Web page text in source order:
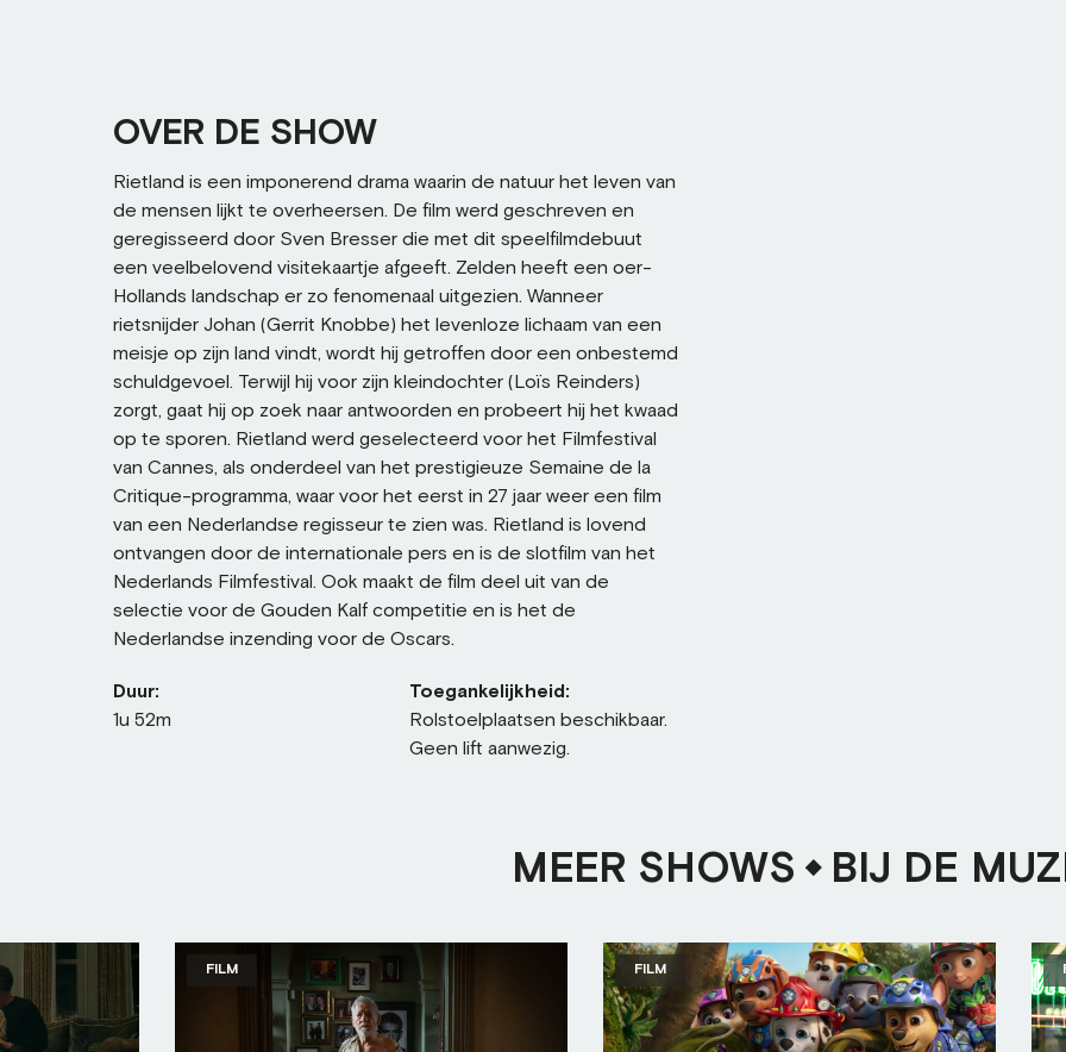
OVER DE SHOW
Rietland is een imponerend drama waarin de natuur het leven van
de mensen lijkt te overheersen. De film werd geschreven en
geregisseerd door Sven Bresser die met dit speelfilmdebuut
een veelbelovend visitekaartje afgeeft. Zelden heeft een oer-
Hollands landschap er zo fenomenaal uitgezien. Wanneer
rietsnijder Johan (Gerrit Knobbe) het levenloze lichaam van een
meisje op zijn land vindt, wordt hij getroffen door een onbestemd
schuldgevoel. Terwijl hij voor zijn kleindochter (Loïs Reinders)
zorgt, gaat hij op zoek naar antwoorden en probeert hij het kwaad
op te sporen. Rietland werd geselecteerd voor het Filmfestival
van Cannes, als onderdeel van het prestigieuze Semaine de la
Critique-programma, waar voor het eerst in 27 jaar weer een film
van een Nederlandse regisseur te zien was. Rietland is lovend
ontvangen door de internationale pers en is de slotfilm van het
Nederlands Filmfestival. Ook maakt de film deel uit van de
selectie voor de Gouden Kalf competitie en is het de
Nederlandse inzending voor de Oscars.
Duur:
1u 52m
Toegankelijkheid:
Rolstoelplaatsen beschikbaar.
Geen lift aanwezig.
MEER SHOWS BIJ DE
FILM FILM